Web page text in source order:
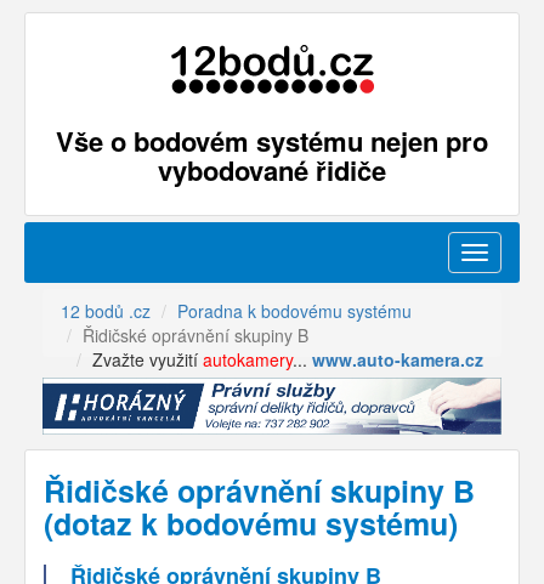
Vše o bodovém systému nejen pro
vybodované řidiče
Menu
12 bodů .cz
Poradna k bodovému systému
Řidičské oprávnění skupiny B
Zvažte využití autokamery... www.auto-kamera.cz
Řidičské oprávnění skupiny B
(dotaz k bodovému systému)
Řidičské oprávnění skupiny B